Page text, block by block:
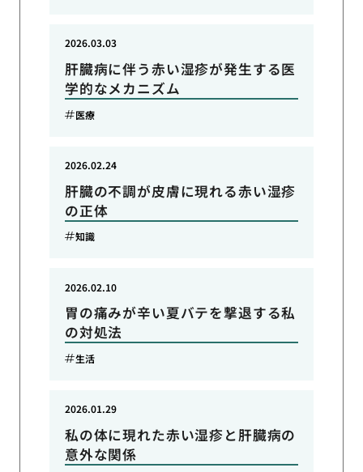
肝臓病に伴う赤い湿疹が発生する医
学的なメカニズム
2026.03.03
医療
肝臓の不調が皮膚に現れる赤い湿疹
の正体
2026.02.24
知識
胃の痛みが辛い夏バテを撃退する私
の対処法
2026.02.10
生活
私の体に現れた赤い湿疹と肝臓病の
意外な関係
2026.01.29